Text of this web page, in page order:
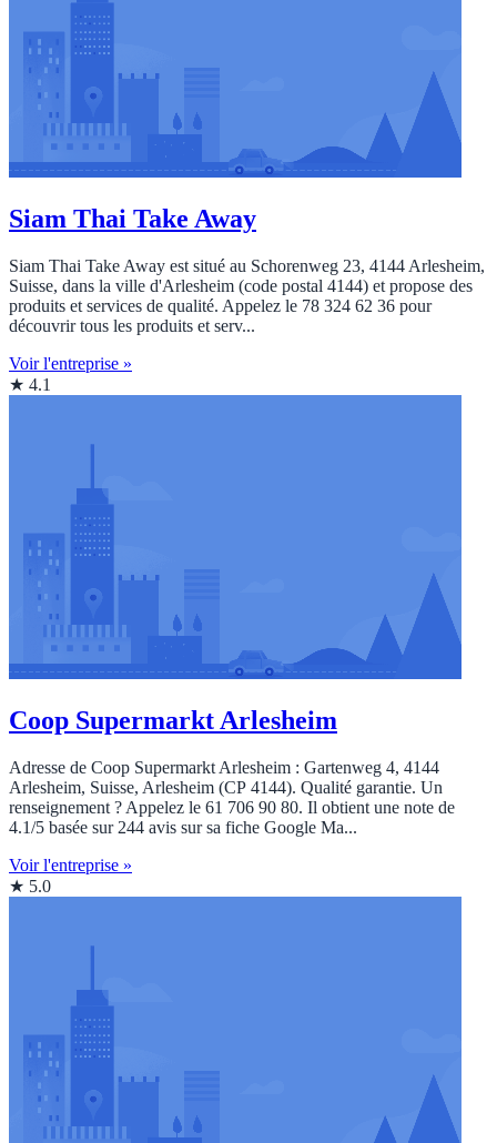
Siam Thai Take Away
Siam Thai Take Away est situé au Schorenweg 23, 4144 Arlesheim,
Suisse, dans la ville d'Arlesheim (code postal 4144) et propose des
produits et services de qualité. Appelez le 78 324 62 36 pour
découvrir tous les produits et serv...
Voir l'entreprise »
★ 4.1
Coop Supermarkt Arlesheim
Adresse de Coop Supermarkt Arlesheim : Gartenweg 4, 4144
Arlesheim, Suisse, Arlesheim (CP 4144). Qualité garantie. Un
renseignement ? Appelez le 61 706 90 80. Il obtient une note de
4.1/5 basée sur 244 avis sur sa fiche Google Ma...
Voir l'entreprise »
★ 5.0